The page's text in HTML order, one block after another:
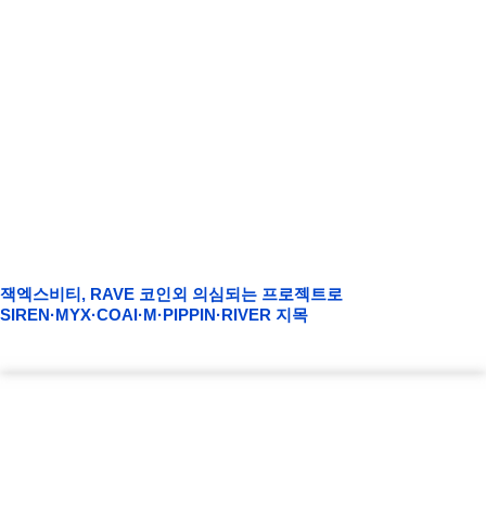
잭엑스비티, RAVE 코인외 의심되는 프로젝트로
SIREN·MYX·COAI·M·PIPPIN·RIVER 지목